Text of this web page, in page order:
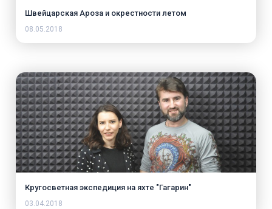
Швейцарская Ароза и окрестности летом
08.05.2018
Кругосветная экспедиция на яхте "Гагарин"
03.04.2018